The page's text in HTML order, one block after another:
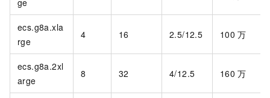
ecs.g8a.xla
rge
4 16 2.5/12.5 100 万
ecs.g8a.2xl
arge
8 32 4/12.5 160 万